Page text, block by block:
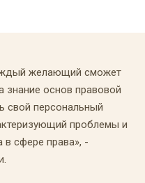
желающий сможет
знание основ правовой
свой персональный
проблемы и
сфере права», -